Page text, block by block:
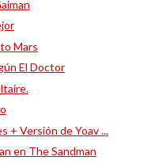
Mars
El Doctor
+ Versión de Yoav ...
en The Sandman